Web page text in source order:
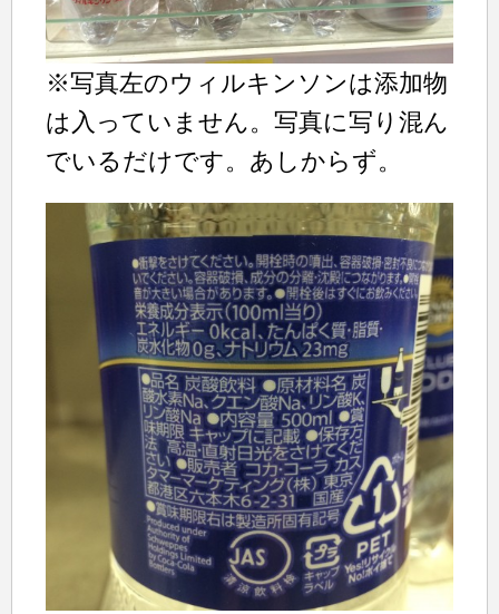
※写真左のウィルキンソンは添加物
は入っていません。写真に写り混ん
でいるだけです。あしからず。